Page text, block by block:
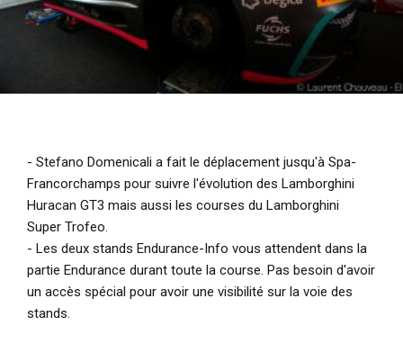
- Stefano Domenicali a fait le déplacement jusqu'à Spa-
Francorchamps pour suivre l'évolution des Lamborghini
Huracan GT3 mais aussi les courses du Lamborghini
Super Trofeo.
- Les deux stands Endurance-Info vous attendent dans la
partie Endurance durant toute la course. Pas besoin d'avoir
un accès spécial pour avoir une visibilité sur la voie des
stands.